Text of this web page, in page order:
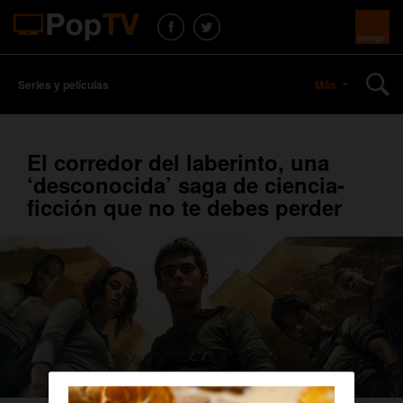
Series y películas Más
El corredor del laberinto, una
‘desconocida’ saga de ciencia-
ficción que no te debes perder